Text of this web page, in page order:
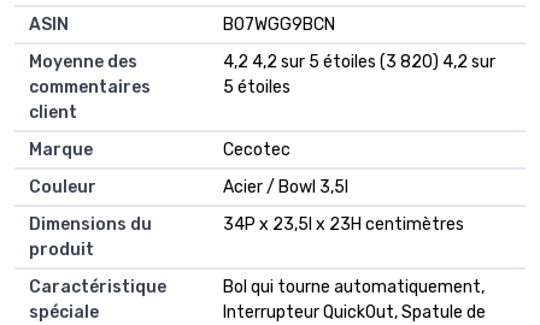
ASIN
B07WGG9BCN
Moyenne des
commentaires
client
4,2 4,2 sur 5 étoiles (3 820) 4,2 sur
5 étoiles
Marque
Cecotec
Couleur
Acier / Bowl 3,5l
Dimensions du
produit
34P x 23,5l x 23H centimètres
Caractéristique
spéciale
Bol qui tourne automatiquement,
Interrupteur QuickOut, Spatule de